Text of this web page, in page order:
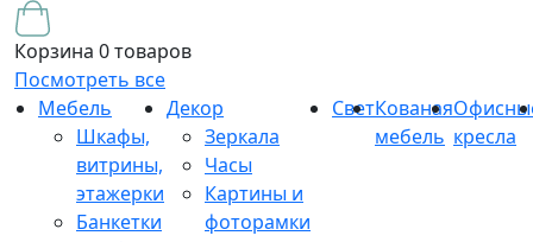
Корзина 0 товаров
Посмотреть все
Мебель
Шкафы,
витрины,
этажерки
Банкетки
Декор
Зеркала
Часы
Картины и
фоторамки
СветКованая
мебель кресла